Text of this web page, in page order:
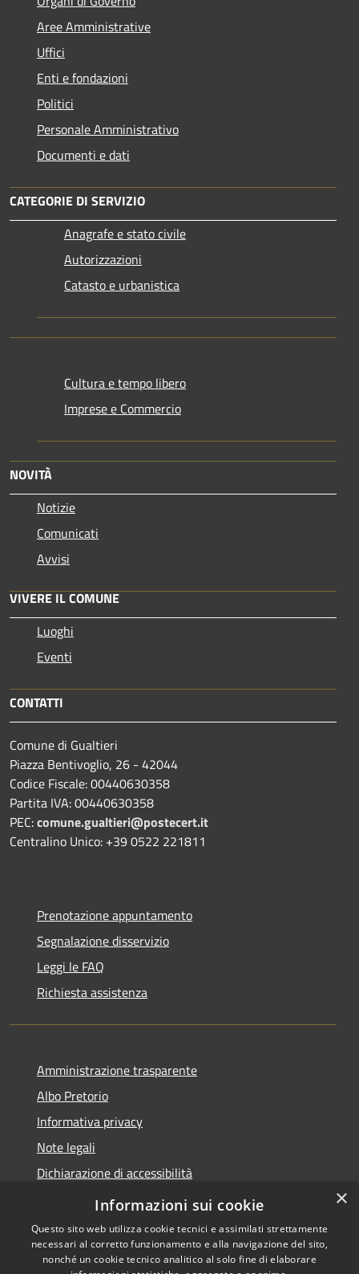
Aree Amministrative
Uffici
Enti e fondazioni
Politici
Personale Amministrativo
Documenti e dati
CATEGORIE DI SERVIZIO
Anagrafe e stato civile
Autorizzazioni
Catasto e urbanistica
Cultura e tempo libero
Imprese e Commercio
NOVITÀ
Notizie
Comunicati
Avvisi
VIVERE IL COMUNE
Luoghi
Eventi
CONTATTI
Comune di Gualtieri
Piazza Bentivoglio, 26 - 42044
Codice Fiscale: 00440630358
Partita IVA: 00440630358
PEC:comune.gualtieri@postecert.it
Centralino Unico: +39 0522 221811
Prenotazione appuntamento
Segnalazione disservizio
Leggi le FAQ
Richiesta assistenza
Amministrazione trasparente
Albo Pretorio
Informativa privacy
Note legali
Dichiarazione di accessibilità
Piano di miglioramento del sito
×
Informazioni sui cookie
Questo sito web utilizza cookie tecnici e assimilati strettamente
necessari al corretto funzionamento e alla navigazione del sito,
nonché un cookie tecnico analitico al solo fine di elaborare